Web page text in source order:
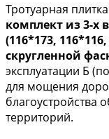
Тротуарная
комплект из 3-х
(116*173,
скругленной
эксплуатации Б
для мощения
благоустройства
территорий.